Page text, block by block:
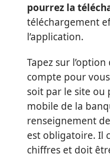
pourrez la
téléchargement
l’application.
Tapez sur
compte pour
soit par le site ou
mobile de la
renseignement
est obligatoire. Il
chiffres et doit